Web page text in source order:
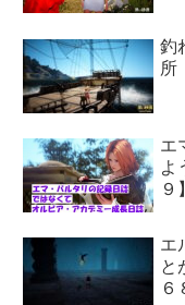
釣
所
エ
よ
９】
エ
と
６